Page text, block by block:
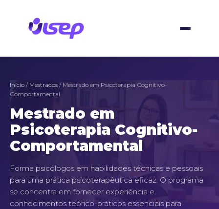
Início / Mestrados / Mestrado em Psicoterapia Cognitivo-
Comportamental
Mestrado em
Psicoterapia Cognitivo-
Comportamental
Forma psicólogos em habilidades técnicas e pessoais
para uma prática psicoterapêutica eficaz. O programa
se concentra em fornecer experiência e
conhecimentos teórico-práticos essenciais para